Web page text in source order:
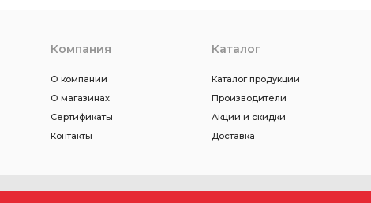
Компания
О компании
О магазинах
Сертификаты
Контакты
Каталог
Каталог продукции
Производители
Акции и скидки
Доставка